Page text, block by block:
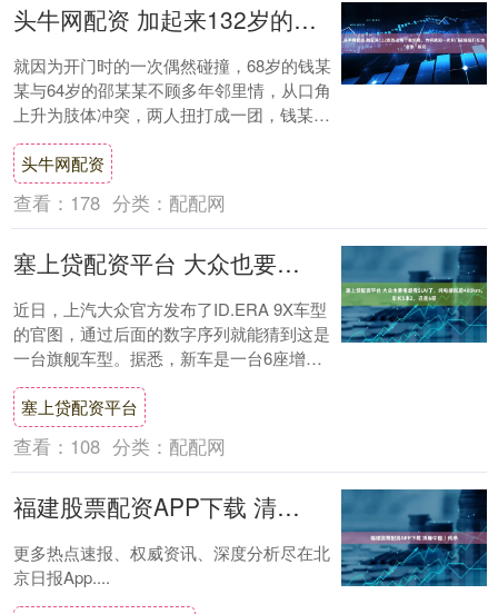
头牛网配资 加起来132岁的这两个老邻居，为何就因一次开门碰撞扭打在地“老拳”相向
就因为开门时的一次偶然碰撞，68岁的钱某
某与64岁的邵某某不顾多年邻里情，从口角
上升为肢体冲突，两人扭打成一团，钱某某
甚至将邵某某压倒在地，一顿“老”拳致其轻
伤....
头牛网配资
查看： 178 分类： 配配网
塞上贷配资平台 大众也要推增程SUV了，纯电续航超400km，车长5米2，还是6座
近日，上汽大众官方发布了ID.ERA 9X车型
的官图，通过后面的数字序列就能猜到这是
一台旗舰车型。据悉，新车是一台6座增程
SUV，并且采用了全新的设计。动力方面....
塞上贷配资平台
查看： 108 分类： 配配网
福建股票配资APP下载 清廉中国丨传承
更多热点速报、权威资讯、深度分析尽在北
京日报App....